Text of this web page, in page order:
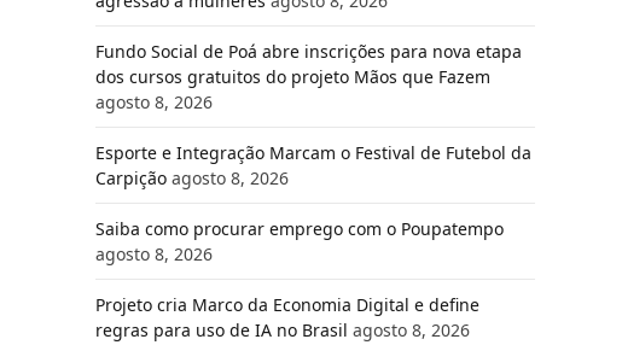
Fundo Social de Poá abre inscrições para nova etapa
dos cursos gratuitos do projeto Mãos que Fazem
agosto 8, 2026
Esporte e Integração Marcam o Festival de Futebol da
Carpição agosto 8, 2026
Saiba como procurar emprego com o Poupatempo
agosto 8, 2026
Projeto cria Marco da Economia Digital e define
regras para uso de IA no Brasil agosto 8, 2026